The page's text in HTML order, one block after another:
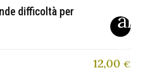
difficoltà per
12,00 €